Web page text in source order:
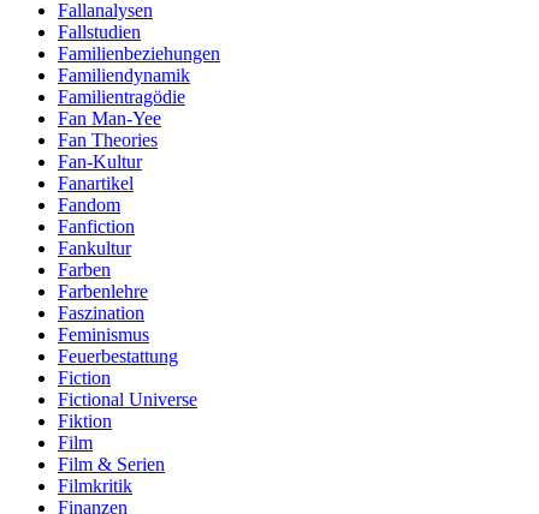
Fallanalysen
Fallstudien
Familienbeziehungen
Familiendynamik
Familientragödie
Fan Man-Yee
Fan Theories
Fan-Kultur
Fanartikel
Fandom
Fanfiction
Fankultur
Farben
Farbenlehre
Faszination
Feminismus
Feuerbestattung
Fiction
Fictional Universe
Fiktion
Film
Film & Serien
Filmkritik
Finanzen